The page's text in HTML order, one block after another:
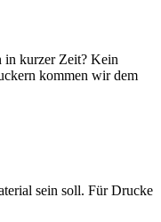
in kurzer Zeit? Kein
kommen wir dem
sein soll. Für Drucke